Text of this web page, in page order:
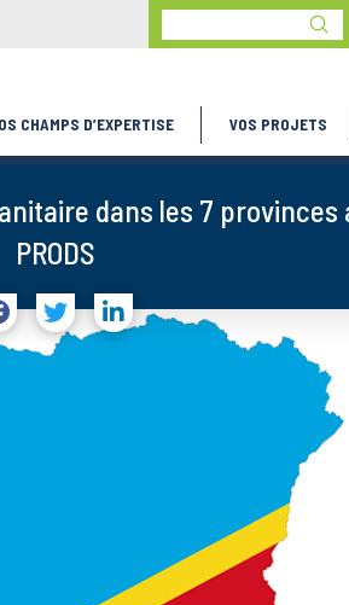
Search
CHAMPS D’EXPERTISE VOS PROJETS
dans les 7 provinces
PRODS